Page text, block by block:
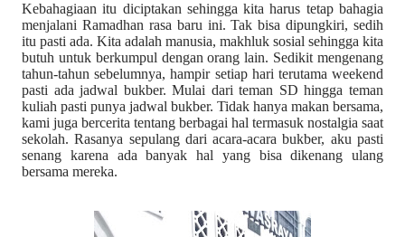
Kebahagiaan itu diciptakan sehingga kita harus tetap bahagia
menjalani Ramadhan rasa baru ini. Tak bisa dipungkiri, sedih
itu pasti ada. Kita adalah manusia, makhluk sosial sehingga kita
butuh untuk berkumpul dengan orang lain. Sedikit mengenang
tahun-tahun sebelumnya, hampir setiap hari terutama weekend
pasti ada jadwal bukber. Mulai dari teman SD hingga teman
kuliah pasti punya jadwal bukber. Tidak hanya makan bersama,
kami juga bercerita tentang berbagai hal termasuk nostalgia saat
sekolah. Rasanya sepulang dari acara-acara bukber, aku pasti
senang karena ada banyak hal yang bisa dikenang ulang
bersama mereka.